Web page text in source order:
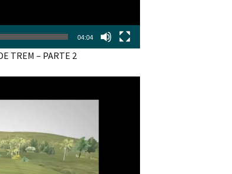
04:04
TREM – PARTE 2